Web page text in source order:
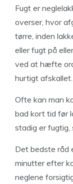
Fugt er
overser, hvor
tørre, inden
eller fugt på
ved at hæfte
hurtigt afskallet.
Ofte kan man
bad kort tid før
stadig er fugtig,
Det bedste råd
minutter efter
neglene